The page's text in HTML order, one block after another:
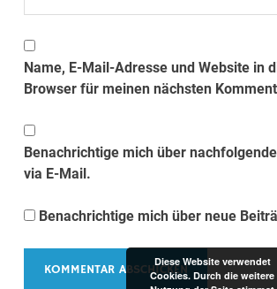
Name, E-Mail-Adresse und Website in
Browser für meinen nächsten
Benachrichtige mich über
via E-Mail.
Benachrichtige mich über neue
Diese Website verwendet
Cookies. Durch die weitere